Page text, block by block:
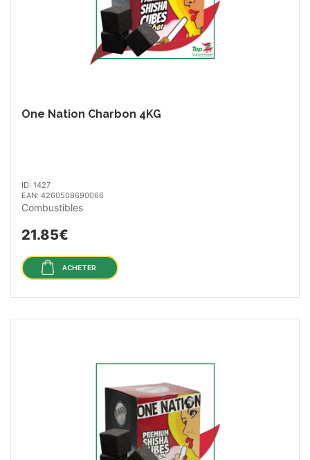
One Nation Charbon 4KG
ID: 1427
EAN: 4260508690066
Combustibles
21.85€
ACHETER